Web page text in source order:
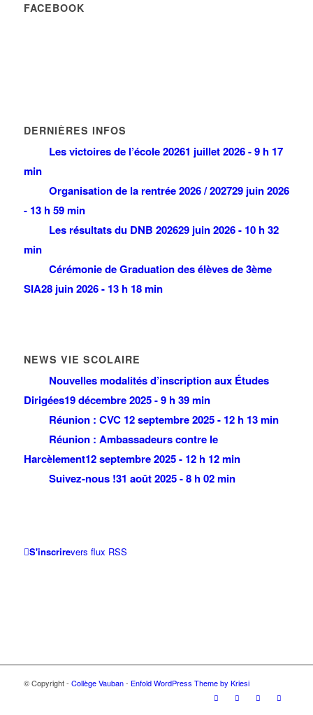
FACEBOOK
DERNIÈRES INFOS
Les victoires de l’école 20261 juillet 2026 - 9 h 17
min
Organisation de la rentrée 2026 / 202729 juin 2026
- 13 h 59 min
Les résultats du DNB 202629 juin 2026 - 10 h 32
min
Cérémonie de Graduation des élèves de 3ème
SIA28 juin 2026 - 13 h 18 min
NEWS VIE SCOLAIRE
Nouvelles modalités d’inscription aux Études
Dirigées19 décembre 2025 - 9 h 39 min
Réunion : CVC 12 septembre 2025 - 12 h 13 min
Réunion : Ambassadeurs contre le
Harcèlement12 septembre 2025 - 12 h 12 min
Suivez-nous !31 août 2025 - 8 h 02 min
S'inscrirevers flux RSS
© Copyright - Collège Vauban- Enfold WordPress Theme by Kriesi